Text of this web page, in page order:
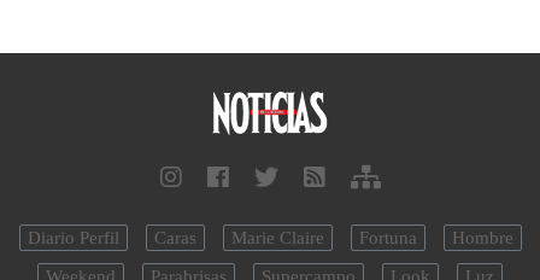
Diario Perfil Caras Marie Claire Fortuna
Hombre